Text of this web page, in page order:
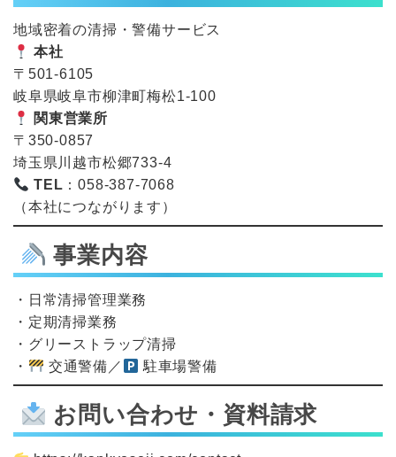
地域密着の清掃・警備サービス
本社
〒501-6105
岐阜県岐阜市柳津町梅松1-100
関東営業所
〒350-0857
埼玉県川越市松郷733-4
TEL ：058-387-7068
（本社につながります）
事業内容
・日常清掃管理業務
・定期清掃業務
・グリーストラップ清掃
・
交通警備／ 駐車場警備
お問い合わせ・資料請求